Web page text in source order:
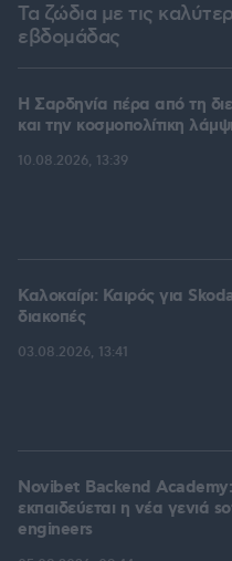
Τα ζώδια με τις
εβδομάδας
Η Σαρδηνία πέρα από τη
και την κοσμοπολίτικη
10.08.2026, 13:39
Καλοκαίρι: Καιρός για
διακοπές
03.08.2026, 13:41
Novibet Backend
εκπαιδεύεται η νέα γενιά
engineers